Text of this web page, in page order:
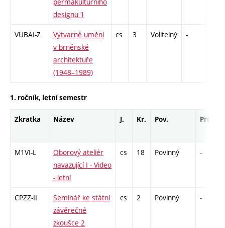
designu 1
VUBAI-Z
Výtvarné umění
v brněnské
architektuře
(1948–1989)
cs 3 Volitelný -
1. ročník, letní semestr
Zkratka Název J. Kr. Pov. Prof.
M1VI-L
Oborový ateliér
navazující I - Video
- letní
cs 18 Povinný -
CPZZ-II
Seminář ke státní
závěrečné
zkoušce 2
cs 2 Povinný -